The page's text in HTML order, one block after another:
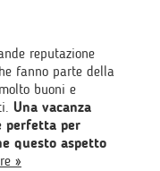
reputazione
fanno parte della
buoni e
Una vacanza
perfetta per
questo aspetto
»